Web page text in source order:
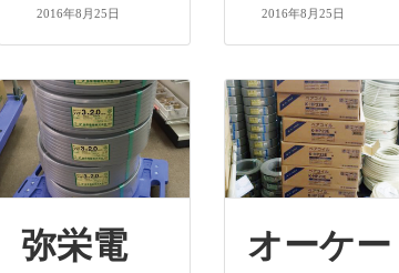
2016年8月25日 2016年8月25日
弥栄電
オーケー